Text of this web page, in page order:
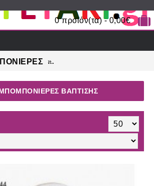
0 προϊόν(τα) - 0,00€
ΒΆΠΤΙΣΗΣ